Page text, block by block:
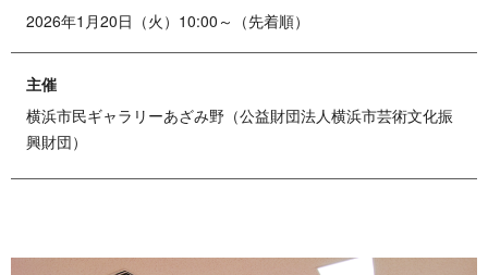
2026年1月20日（火）10:00～（先着順）
主催
横浜市民ギャラリーあざみ野（公益財団法人横浜市芸術文化振
興財団）